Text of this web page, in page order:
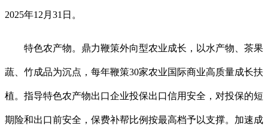
2025年12月31日。
特色农产物。鼎力鞭策外向型农业成长，以水产物、茶果
蔬、竹成品为沉点，每年鞭策30家农业国际商业高质量成长扶
植。指导特色农产物出口企业投保出口信用安全，对投保的短
期险和出口前安全，保费补帮比例按最高档予以支撑。加速成